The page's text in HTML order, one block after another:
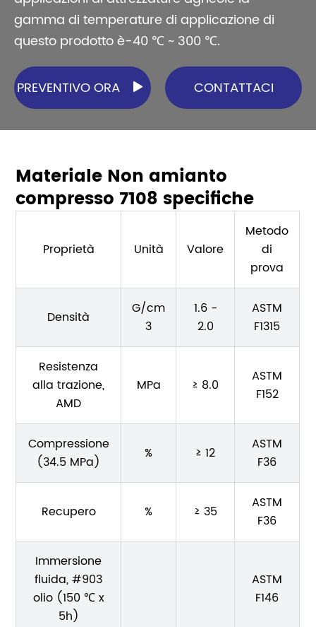
gamma di temperature di applicazione di
questo prodotto è-40 ℃ ~ 300 ℃.
PREVENTIVO ORA  CONTATTACI
Materiale Non amianto
compresso 7108 specifiche
Proprietà Unità Valore
Metodo
di
prova
Densità
G/cm
3
1.6 -
2.0
ASTM
F1315
Resistenza
alla trazione,
AMD
MPa ≥ 8.0
ASTM
F152
Compressione
(34.5 MPa)
% ≥ 12
ASTM
F36
Recupero % ≥ 35
ASTM
F36
Immersione
fluida, #903
olio (150 ℃ x
5h)
ASTM
F146